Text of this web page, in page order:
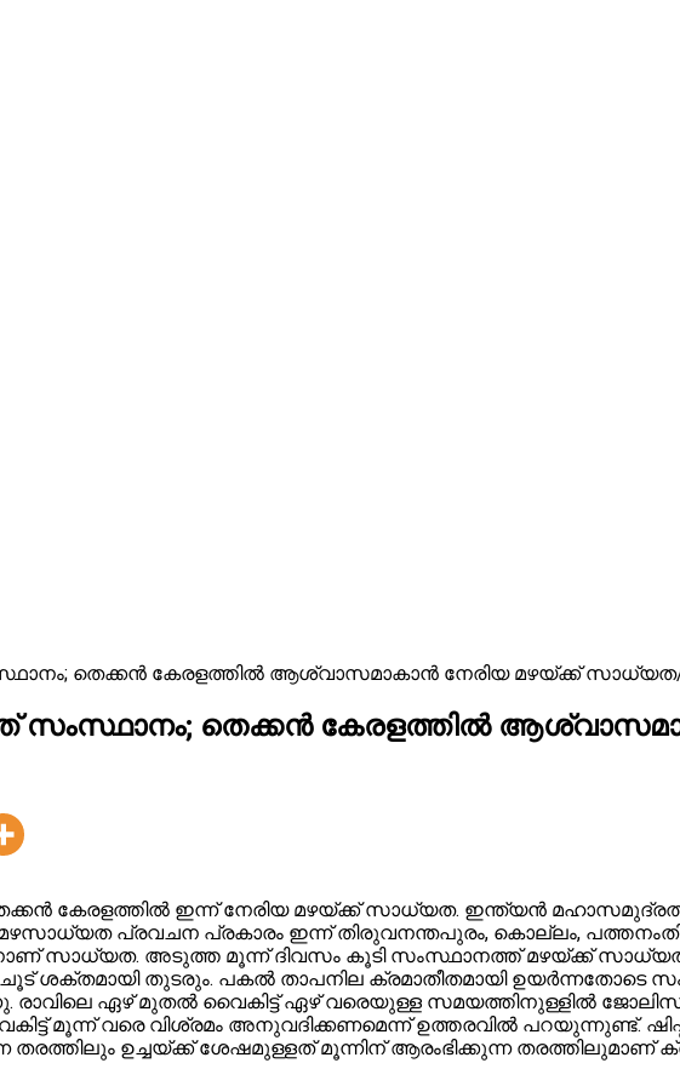
തെക്കൻ കേരളത്തിൽ ആശ്വാസമാകാൻ നേരിയ മഴയ്ക്ക് സാധ്യത
സംസ്ഥാനം; തെക്കൻ കേരളത്തിൽ
കേരളത്തിൽ ഇന്ന് നേരിയ മഴയ്ക്ക് സാധ്യത. ഇന്ത്യൻ
പ്രവചന പ്രകാരം ഇന്ന് തിരുവനന്തപുരം, കൊല്ലം,
സാധ്യത. അടുത്ത മൂന്ന് ദിവസം കൂടി സംസ്ഥാനത്ത് മഴയ്ക്ക്
ശക്തമായി തുടരും. പകൽ താപനില ക്രമാതീതമായി ഉയർന്നതോടെ
രാവിലെ ഏഴ് മുതൽ വൈകിട്ട് ഏഴ് വരെയുള്ള സമയത്തിനുള്ളിൽ
മൂന്ന് വരെ വിശ്രമം അനുവദിക്കണമെന്ന് ഉത്തരവിൽ പറയുന്നുണ്ട്.
തരത്തിലും ഉച്ചയ്ക്ക് ശേഷമുള്ളത് മൂന്നിന് ആരംഭിക്കുന്ന തരത്തിലുമാണ്